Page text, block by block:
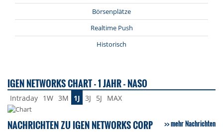
Börsenplätze
Realtime Push
Historisch
IGEN NETWORKS CHART - 1 JAHR - NASO
Intraday 1W 3M 1J 3J 5J MAX
NACHRICHTEN ZU IGEN NETWORKS CORP mehr Nachrichten